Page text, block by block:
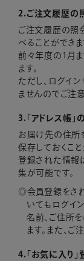
2.ご注文履歴の
ご注文履歴の照
べることができま
前々年度の1月
ます。
ただし、ログイ
ませんのでご注意
3.「アドレス帳」
お届け先の住所を
保存しておくこと
登録された情報
集が可能です。
会員登録をさ
いてもログイ
名前、ご住所
ます。また、ご
4.「お気に入り」